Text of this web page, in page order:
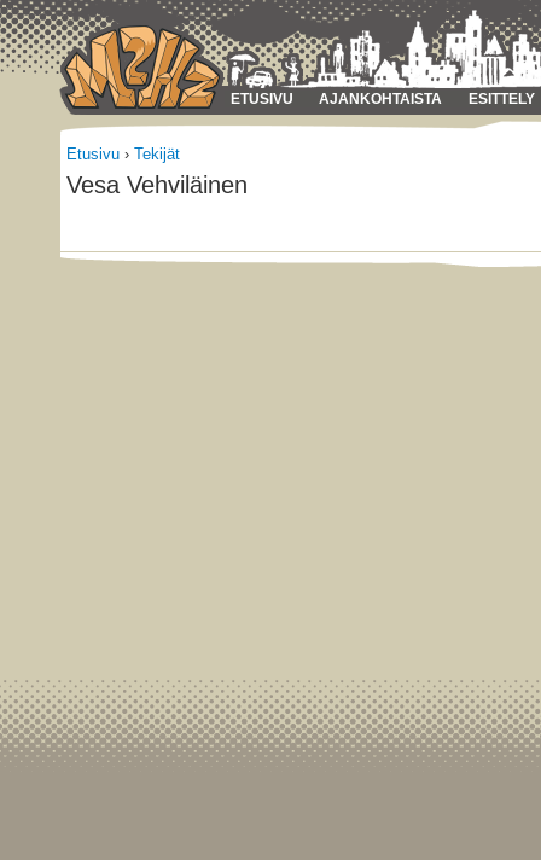
ETUSIVU AJANKOHTAISTA ESITTELY
Etusivu › Tekijät
Vesa Vehviläinen